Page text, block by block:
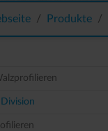
Produkte